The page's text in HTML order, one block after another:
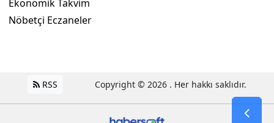
Ekonomik Takvim
Nöbetçi Eczaneler
RSS Copyright © 2026 . Her hakkı saklıdır.